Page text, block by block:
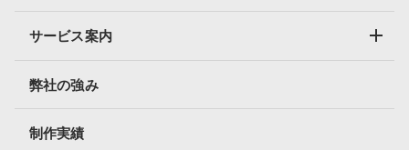
サービス案内
弊社の強み
制作実績